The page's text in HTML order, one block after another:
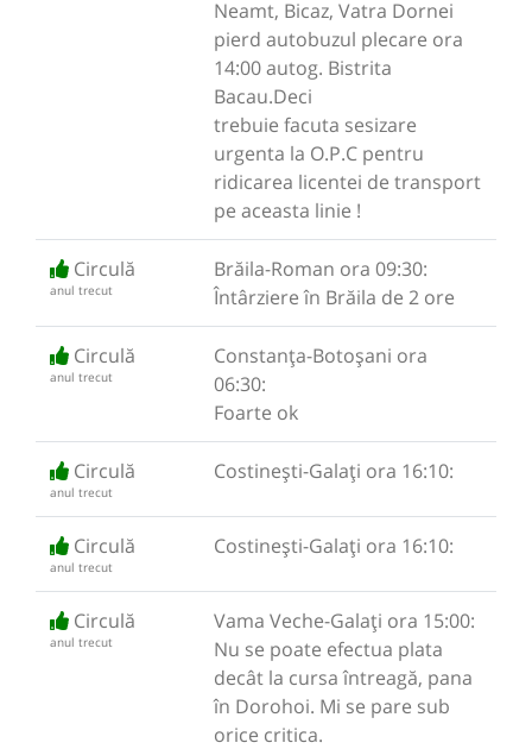
Neamt, Bicaz, Vatra Dornei
pierd autobuzul plecare ora
14:00 autog. Bistrita
Bacau.Deci
trebuie facuta sesizare
urgenta la O.P.C pentru
ridicarea licentei de transport
pe aceasta linie !
Circulă
anul trecut
Brăila-Roman ora 09:30:
Întârziere în Brăila de 2 ore
Circulă
anul trecut
Constanța-Botoșani ora
06:30:
Foarte ok
Circulă
anul trecut
Costinești-Galați ora 16:10:
Circulă
anul trecut
Costinești-Galați ora 16:10:
Circulă
anul trecut
Vama Veche-Galați ora 15:00:
Nu se poate efectua plata
decât la cursa întreagă, pana
în Dorohoi. Mi se pare sub
orice critica.